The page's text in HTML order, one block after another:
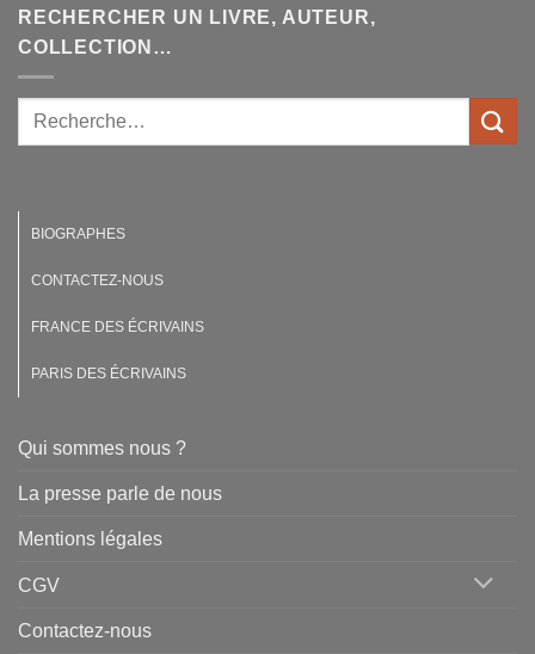
RECHERCHER UN LIVRE, AUTEUR,
COLLECTION…
BIOGRAPHES
CONTACTEZ-NOUS
FRANCE DES ÉCRIVAINS
PARIS DES ÉCRIVAINS
Qui sommes nous ?
La presse parle de nous
Mentions légales
CGV
Contactez-nous